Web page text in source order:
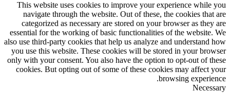
This website uses cookies to improve your experience while you
navigate through the website. Out of these, the cookies that are
categorized as necessary are stored on your browser as they are
essential for the working of basic functionalities of the website. We
also use third-party cookies that help us analyze and understand how
you use this website. These cookies will be stored in your browser
only with your consent. You also have the option to opt-out of these
cookies. But opting out of some of these cookies may affect your
browsing experience.
Necessary